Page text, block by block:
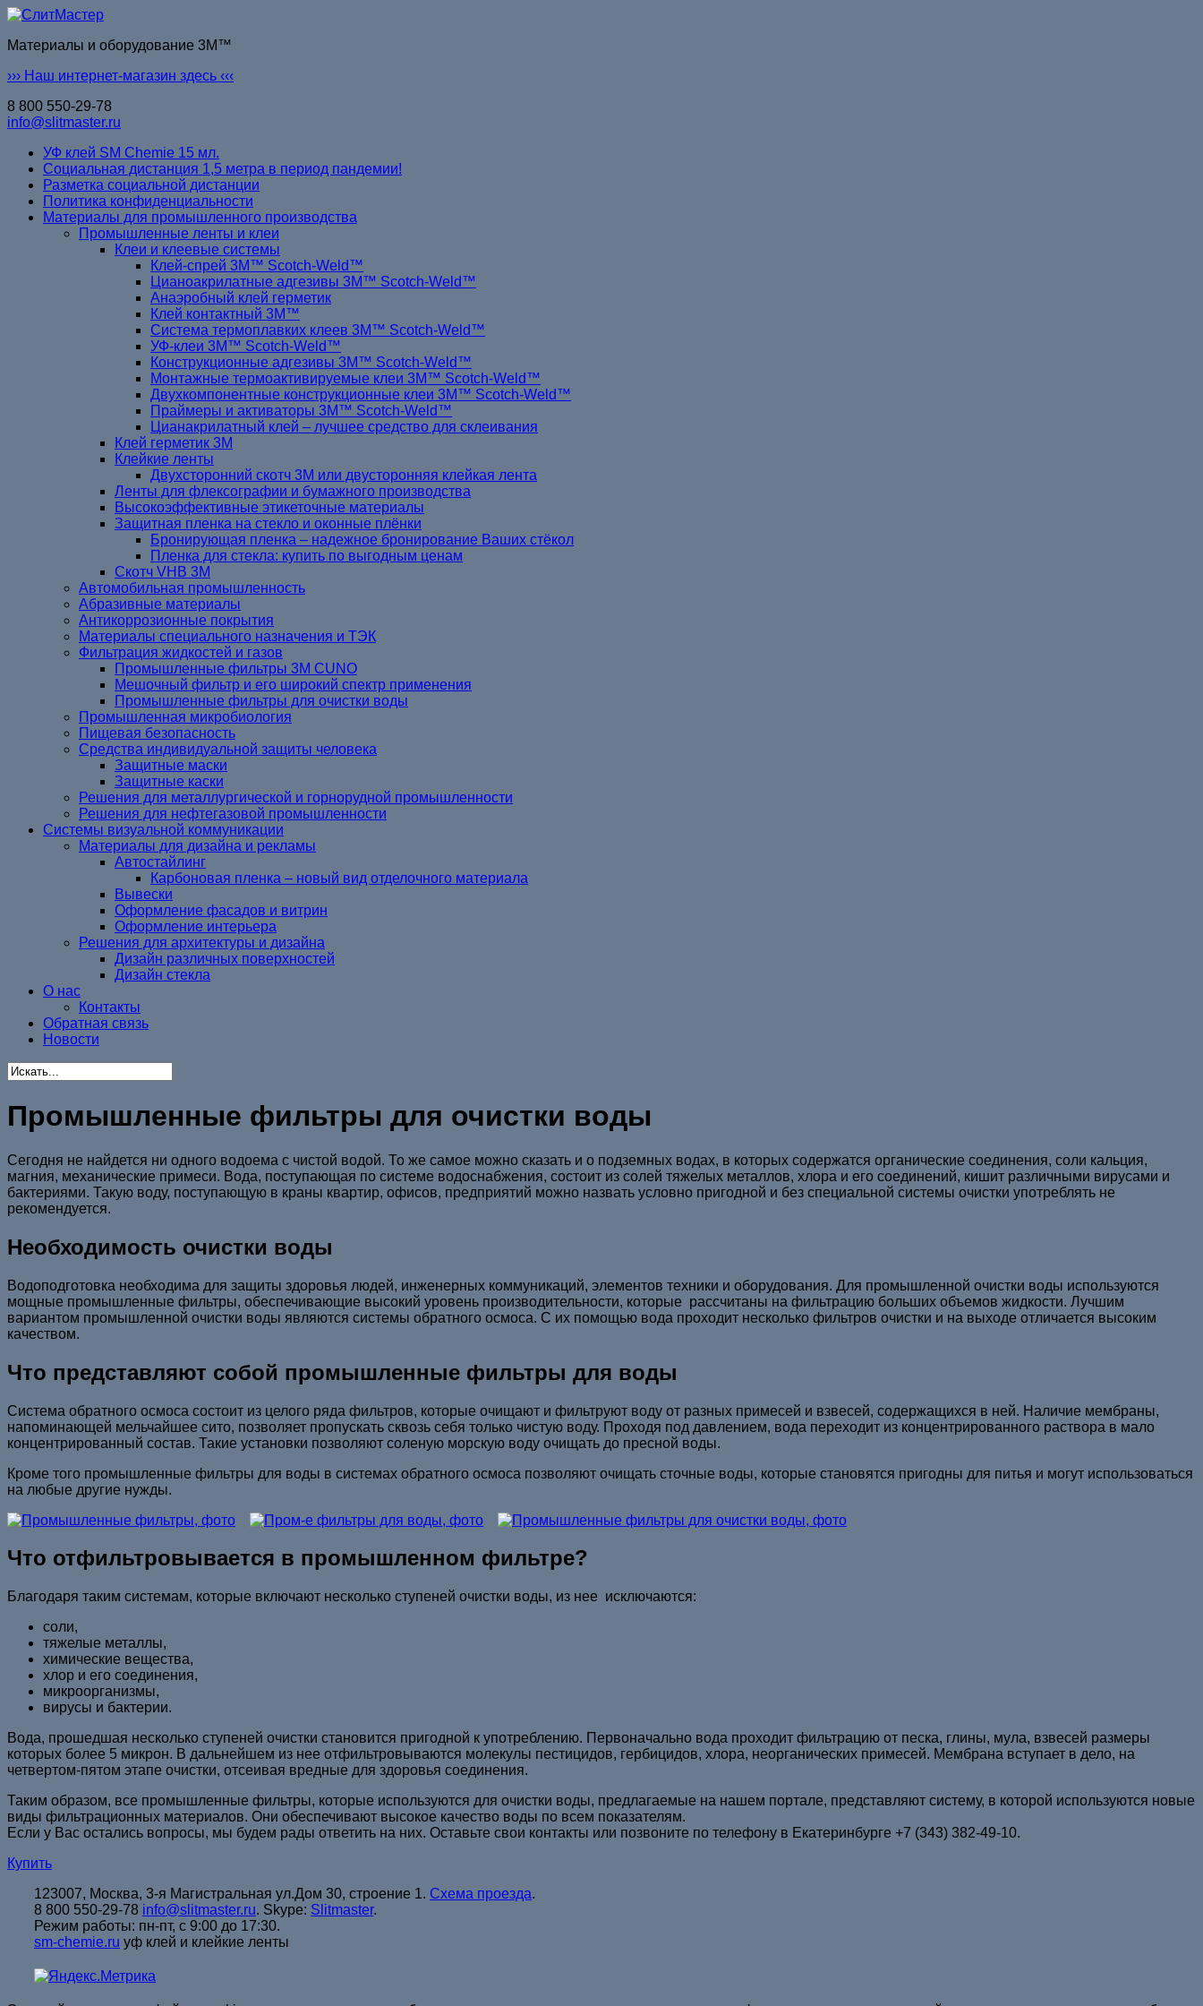
Материалы и оборудование 3M™
››› Наш интернет-магазин здесь ‹‹‹
8 800 550-29-78
info@slitmaster.ru
УФ клей SM Chemie 15 мл.
Социальная дистанция 1,5 метра в период пандемии!
Разметка социальной дистанции
Политика конфиденциальности
Материалы для промышленного производства
Промышленные ленты и клеи
Клеи и клеевые системы
Клей-спрей 3M™ Scotch-Weld™
Цианоакрилатные адгезивы 3M™ Scotch-Weld™
Анаэробный клей герметик
Клей контактный 3M™
Система термоплавких клеев 3M™ Scotch-Weld™
УФ-клеи 3M™ Scotch-Weld™
Конструкционные адгезивы 3M™ Scotch-Weld™
Монтажные термоактивируемые клеи 3M™ Scotch-Weld™
Двухкомпонентные конструкционные клеи 3M™ Scotch-Weld™
Праймеры и активаторы 3M™ Scotch-Weld™
Цианакрилатный клей – лучшее средство для склеивания
Клей герметик 3М
Клейкие ленты
Двухсторонний скотч 3М или двусторонняя клейкая лента
Ленты для флексографии и бумажного производства
Высокоэффективные этикеточные материалы
Защитная пленка на стекло и оконные плёнки
Бронирующая пленка – надежное бронирование Ваших стёкол
Пленка для стекла: купить по выгодным ценам
Cкотч VHB 3M
Автомобильная промышленность
Абразивные материалы
Антикоррозионные покрытия
Материалы специального назначения и ТЭК
Фильтрация жидкостей и газов
Промышленные фильтры 3M CUNO
Мешочный фильтр и его широкий спектр применения
Промышленные фильтры для очистки воды
Промышленная микробиология
Пищевая безопасность
Средства индивидуальной защиты человека
Защитные маски
Защитные каски
Решения для металлургической и горнорудной промышленности
Решения для нефтегазовой промышленности
Системы визуальной коммуникации
Материалы для дизайна и рекламы
Автостайлинг
Карбоновая пленка – новый вид отделочного материала
Вывески
Оформление фасадов и витрин
Оформление интерьера
Решения для архитектуры и дизайна
Дизайн различных поверхностей
Дизайн стекла
О нас
Контакты
Обратная связь
Новости
Промышленные фильтры для очистки воды
Сегодня не найдется ни одного водоема с чистой водой. То же самое можно сказать и о подземных водах, в которых содержатся органические соединения, соли кальция,
магния, механические примеси. Вода, поступающая по системе водоснабжения, состоит из солей тяжелых металлов, хлора и его соединений, кишит различными вирусами и
бактериями. Такую воду, поступающую в краны квартир, офисов, предприятий можно назвать условно пригодной и без специальной системы очистки употреблять не
рекомендуется.
Необходимость очистки воды
Водоподготовка необходима для защиты здоровья людей, инженерных коммуникаций, элементов техники и оборудования. Для промышленной очистки воды используются
мощные промышленные фильтры, обеспечивающие высокий уровень производительности, которые рассчитаны на фильтрацию больших объемов жидкости. Лучшим
вариантом промышленной очистки воды являются системы обратного осмоса. С их помощью вода проходит несколько фильтров очистки и на выходе отличается высоким
качеством.
Что представляют собой промышленные фильтры для воды
Система обратного осмоса состоит из целого ряда фильтров, которые очищают и фильтруют воду от разных примесей и взвесей, содержащихся в ней. Наличие мембраны,
напоминающей мельчайшее сито, позволяет пропускать сквозь себя только чистую воду. Проходя под давлением, вода переходит из концентрированного раствора в мало
концентрированный состав. Такие установки позволяют соленую морскую воду очищать до пресной воды.
Кроме того промышленные фильтры для воды в системах обратного осмоса позволяют очищать сточные воды, которые становятся пригодны для питья и могут использоваться
на любые другие нужды.
Что отфильтровывается в промышленном фильтре?
Благодаря таким системам, которые включают несколько ступеней очистки воды, из нее исключаются:
соли,
тяжелые металлы,
химические вещества,
хлор и его соединения,
микроорганизмы,
вирусы и бактерии.
Вода, прошедшая несколько ступеней очистки становится пригодной к употреблению. Первоначально вода проходит фильтрацию от песка, глины, мула, взвесей размеры
которых более 5 микрон. В дальнейшем из нее отфильтровываются молекулы пестицидов, гербицидов, хлора, неорганических примесей. Мембрана вступает в дело, на
четвертом-пятом этапе очистки, отсеивая вредные для здоровья соединения.
Таким образом, все промышленные фильтры, которые используются для очистки воды, предлагаемые на нашем портале, представляют систему, в которой используются новые
виды фильтрационных материалов. Они обеспечивают высокое качество воды по всем показателям.
Если у Вас остались вопросы, мы будем рады ответить на них. Оставьте свои контакты или позвоните по телефону в Екатеринбурге +7 (343) 382-49-10.
Купить
123007, Москва, 3-я Магистральная ул.Дом 30, строение 1. Схема проезда.
8 800 550-29-78 info@slitmaster.ru. Skype: Slitmaster.
Режим работы: пн-пт, с 9:00 до 17:30.
sm-chemie.ru уф клей и клейкие ленты